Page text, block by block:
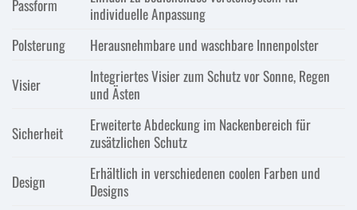
Passform
individuelle Anpassung
Polsterung
Herausnehmbare und waschbare Innenpolster
Visier
Integriertes Visier zum Schutz vor Sonne, Regen
und Ästen
Sicherheit
Erweiterte Abdeckung im Nackenbereich für
zusätzlichen Schutz
Design
Erhältlich in verschiedenen coolen Farben und
Designs